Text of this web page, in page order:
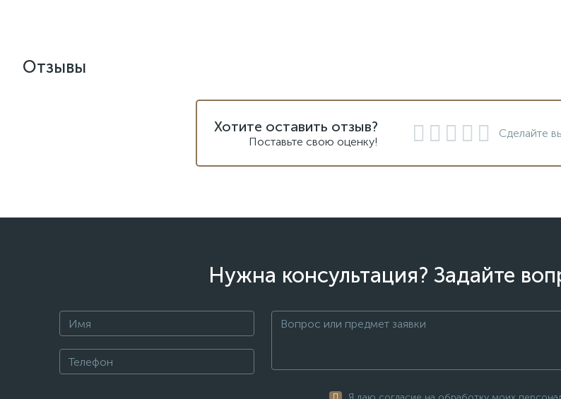
Отзывы
Хотите оставить отзыв?
Поставьте свою оценку!
Сделайте
Нужна консультация? Задайте